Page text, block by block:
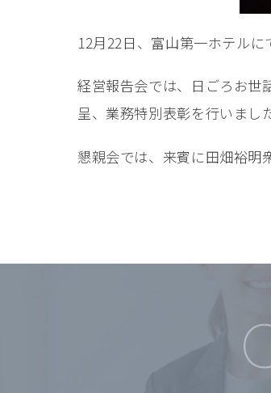
12月22日、富山第一ホテルに
経営報告会では、日ごろお世
呈、業務特別表彰を行いまし
懇親会では、来賓に田畑裕明